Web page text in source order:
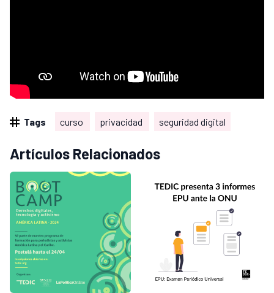
Tags curso privacidad seguridad digital
Artículos Relacionados